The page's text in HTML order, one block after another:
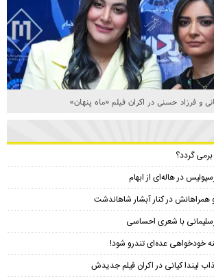
و فرزاد حسنی در اکران فیلم «ماه پنهان»
گردد؟
در هاله‌ای از ابهام
در کنار آبشار شاهاندشت
با شعری احساسی
خودخواهی عده‌ای تندرو شود!
لیندا کیانی در اکران فیلم جدیدش